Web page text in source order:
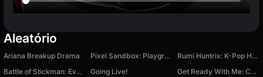
Aleatório
Ariana Breakup Drama Pixel Sandbox: Playground
Rumi Huntrix: K-Pop Huntresses versus demons
Battle of Stickman: Evolution of People.io 3D
Going Live!
Get Ready With Me: Concert Day